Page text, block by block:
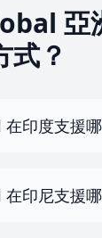
亞
式？
印度支援
印尼支援